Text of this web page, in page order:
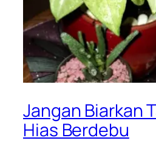
Jangan Biarkan
Hias Berdebu